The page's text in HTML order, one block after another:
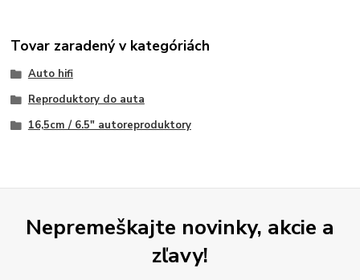
Tovar zaradený v kategóriách
Auto hifi
Reproduktory do auta
16,5cm / 6.5" autoreproduktory
Nepremeškajte novinky, akcie a
zľavy!